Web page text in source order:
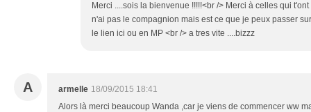
Merci ....sois la bienvenue !!!!!<br /> Merci à celles qui
n'ai pas le compagnion mais est ce que je peux passer
le lien ici ou en MP <br /> a tres vite ....bizzz
A armelle 18/09/2015 18:41
Alors là merci beaucoup Wanda ,car je viens de commencer ww